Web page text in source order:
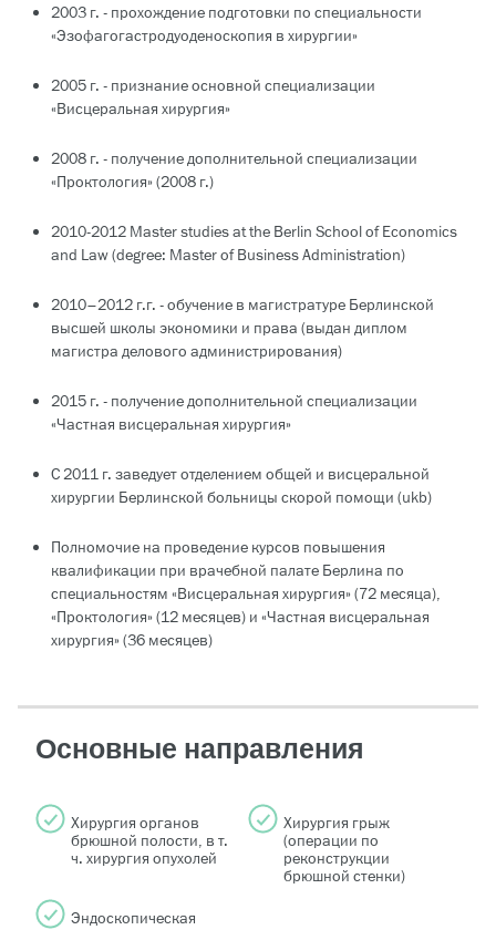
2003 г. - прохождение подготовки по специальности
«Эзофагогастродуоденоскопия в хирургии»
2005 г. - признание основной специализации
«Висцеральная хирургия»
2008 г. - получение дополнительной специализации
«Проктология» (2008 г.)
2010-2012 Master studies at the Berlin School of Economics
and Law (degree: Master of Business Administration)
2010–2012 г.г. - обучение в магистратуре Берлинской
высшей школы экономики и права (выдан диплом
магистра делового администрирования)
2015 г. - получение дополнительной специализации
«Частная висцеральная хирургия»
С 2011 г. заведует отделением общей и висцеральной
хирургии Берлинской больницы скорой помощи (ukb)
Полномочие на проведение курсов повышения
квалификации при врачебной палате Берлина по
специальностям «Висцеральная хирургия» (72 месяца),
«Проктология» (12 месяцев) и «Частная висцеральная
хирургия» (36 месяцев)
Основные направления
Хирургия органов
брюшной полости, в т.
ч. хирургия опухолей
Хирургия грыж
(операции по
реконструкции
брюшной стенки)
Эндоскопическая